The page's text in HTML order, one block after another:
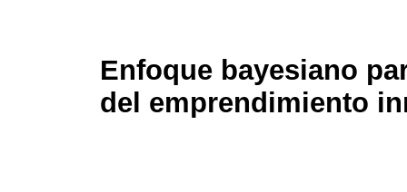
Enfoque bayesiano
del emprendimiento